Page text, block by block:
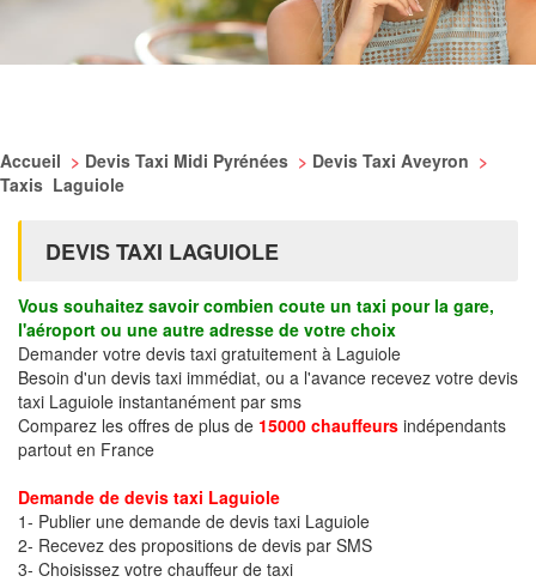
Accueil > Devis Taxi Midi Pyrénées > Devis Taxi Aveyron >
Taxis Laguiole
DEVIS TAXI LAGUIOLE
Vous souhaitez savoir combien coute un taxi pour la gare,
l'aéroport ou une autre adresse de votre choix
Demander votre devis taxi gratuitement à Laguiole
Besoin d'un devis taxi immédiat, ou a l'avance recevez votre devis
taxi Laguiole instantanément par sms
Comparez les offres de plus de 15000 chauffeurs indépendants
partout en France
Demande de devis taxi Laguiole
1- Publier une demande de devis taxi Laguiole
2- Recevez des propositions de devis par SMS
3- Choisissez votre chauffeur de taxi